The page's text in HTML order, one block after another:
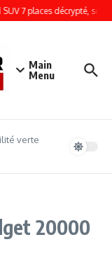
7 places décrypté, son
Main
Menu
verte
20000